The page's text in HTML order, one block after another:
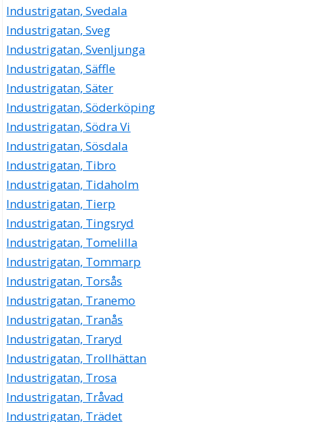
Industrigatan, Svedala
Industrigatan, Sveg
Industrigatan, Svenljunga
Industrigatan, Säffle
Industrigatan, Säter
Industrigatan, Söderköping
Industrigatan, Södra Vi
Industrigatan, Sösdala
Industrigatan, Tibro
Industrigatan, Tidaholm
Industrigatan, Tierp
Industrigatan, Tingsryd
Industrigatan, Tomelilla
Industrigatan, Tommarp
Industrigatan, Torsås
Industrigatan, Tranemo
Industrigatan, Tranås
Industrigatan, Traryd
Industrigatan, Trollhättan
Industrigatan, Trosa
Industrigatan, Tråvad
Industrigatan, Trädet